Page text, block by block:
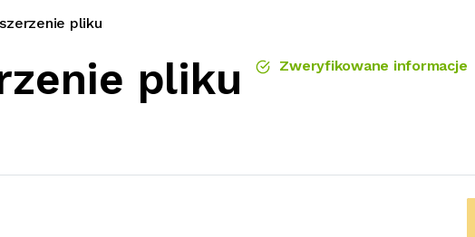
pliku
pliku Zweryfikowane informacje